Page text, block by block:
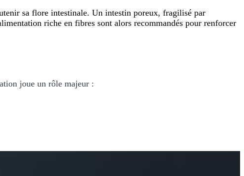
sa flore intestinale. Un intestin poreux, fragilisé par
riche en fibres sont alors recommandés pour renforcer
joue un rôle majeur :